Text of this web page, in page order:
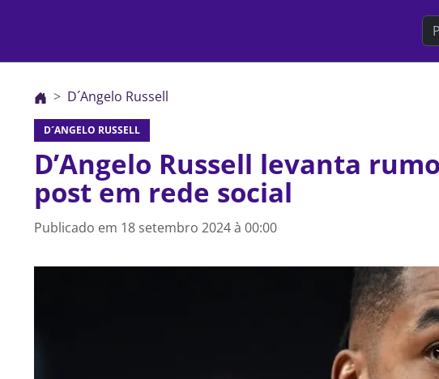
D´Angelo Russell
D´ANGELO RUSSELL
D’Angelo Russell levanta
post em rede social
Publicado em 18 setembro 2024 à 00:00